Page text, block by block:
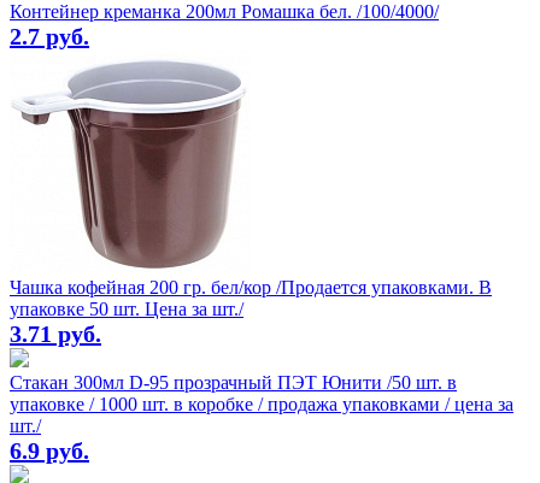
Контейнер креманка 200мл Ромашка бел. /100/4000/
2.7 руб.
Чашка кофейная 200 гр. бел/кор /Продается упаковками. В
упаковке 50 шт. Цена за шт./
3.71 руб.
Стакан 300мл D-95 прозрачный ПЭТ Юнити /50 шт. в
упаковке / 1000 шт. в коробке / продажа упаковками / цена за
шт./
6.9 руб.